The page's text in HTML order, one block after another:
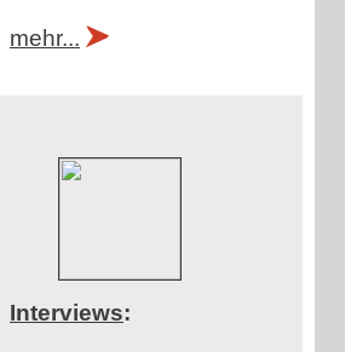
mehr...
Interviews: